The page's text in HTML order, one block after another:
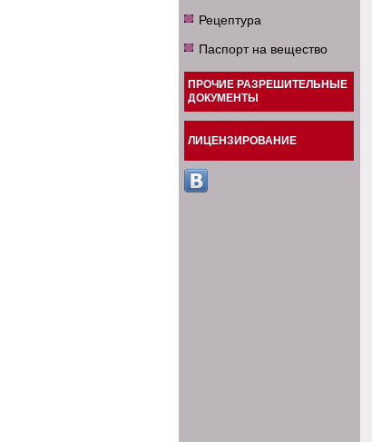
Рецептура
Паспорт на вещество
ПРОЧИЕ РАЗРЕШИТЕЛЬНЫЕ
ДОКУМЕНТЫ
ЛИЦЕНЗИРОВАНИЕ